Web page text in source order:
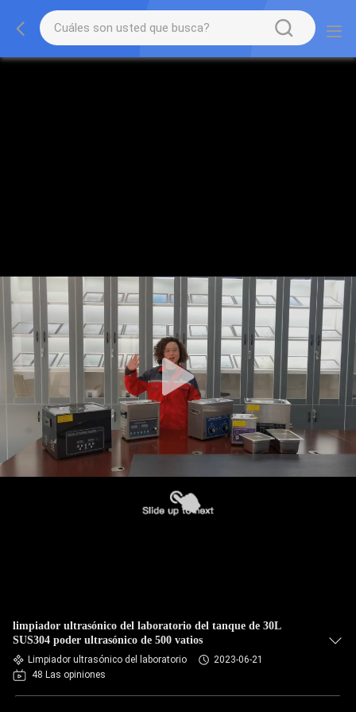
limpiador ultrasónico del laboratorio del tanque de 30L
SUS304 poder ultrasónico de 500 vatios
Limpiador ultrasónico del laboratorio
2023-06-21
48 Las opiniones